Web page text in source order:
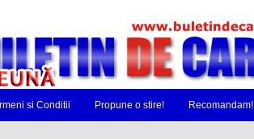
si Conditii Propune o stire! Recomandam!